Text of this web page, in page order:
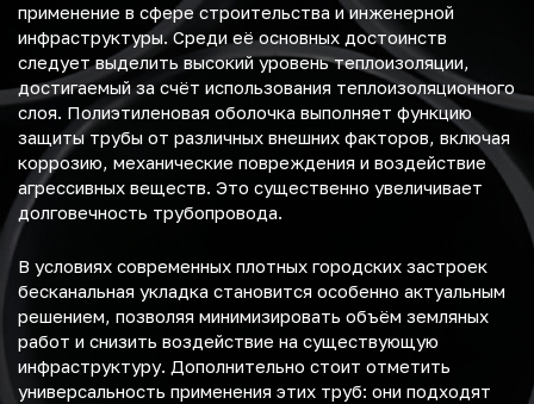
применение в сфере строительства и инженерной
инфраструктуры. Среди её основных достоинств
следует выделить высокий уровень теплоизоляции,
достигаемый за счёт использования теплоизоляционного
слоя. Полиэтиленовая оболочка выполняет функцию
защиты трубы от различных внешних факторов, включая
коррозию, механические повреждения и воздействие
агрессивных веществ. Это существенно увеличивает
долговечность трубопровода.
В условиях современных плотных городских застроек
бесканальная укладка становится особенно актуальным
решением, позволяя минимизировать объём земляных
работ и снизить воздействие на существующую
инфраструктуру. Дополнительно стоит отметить
универсальность применения этих труб: они подходят